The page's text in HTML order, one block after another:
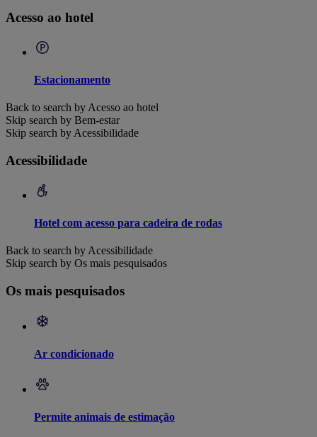
Acesso ao hotel
Estacionamento
Back to search by Acesso ao hotel
Skip search by Bem-estar
Skip search by Acessibilidade
Acessibilidade
Hotel com acesso para cadeira de rodas
Back to search by Acessibilidade
Skip search by Os mais pesquisados
Os mais pesquisados
Ar condicionado
Permite animais de estimação